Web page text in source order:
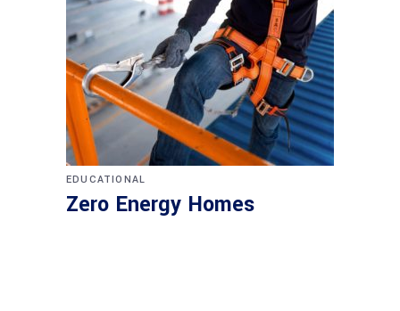
EDUCATIONAL
Zero Energy Homes